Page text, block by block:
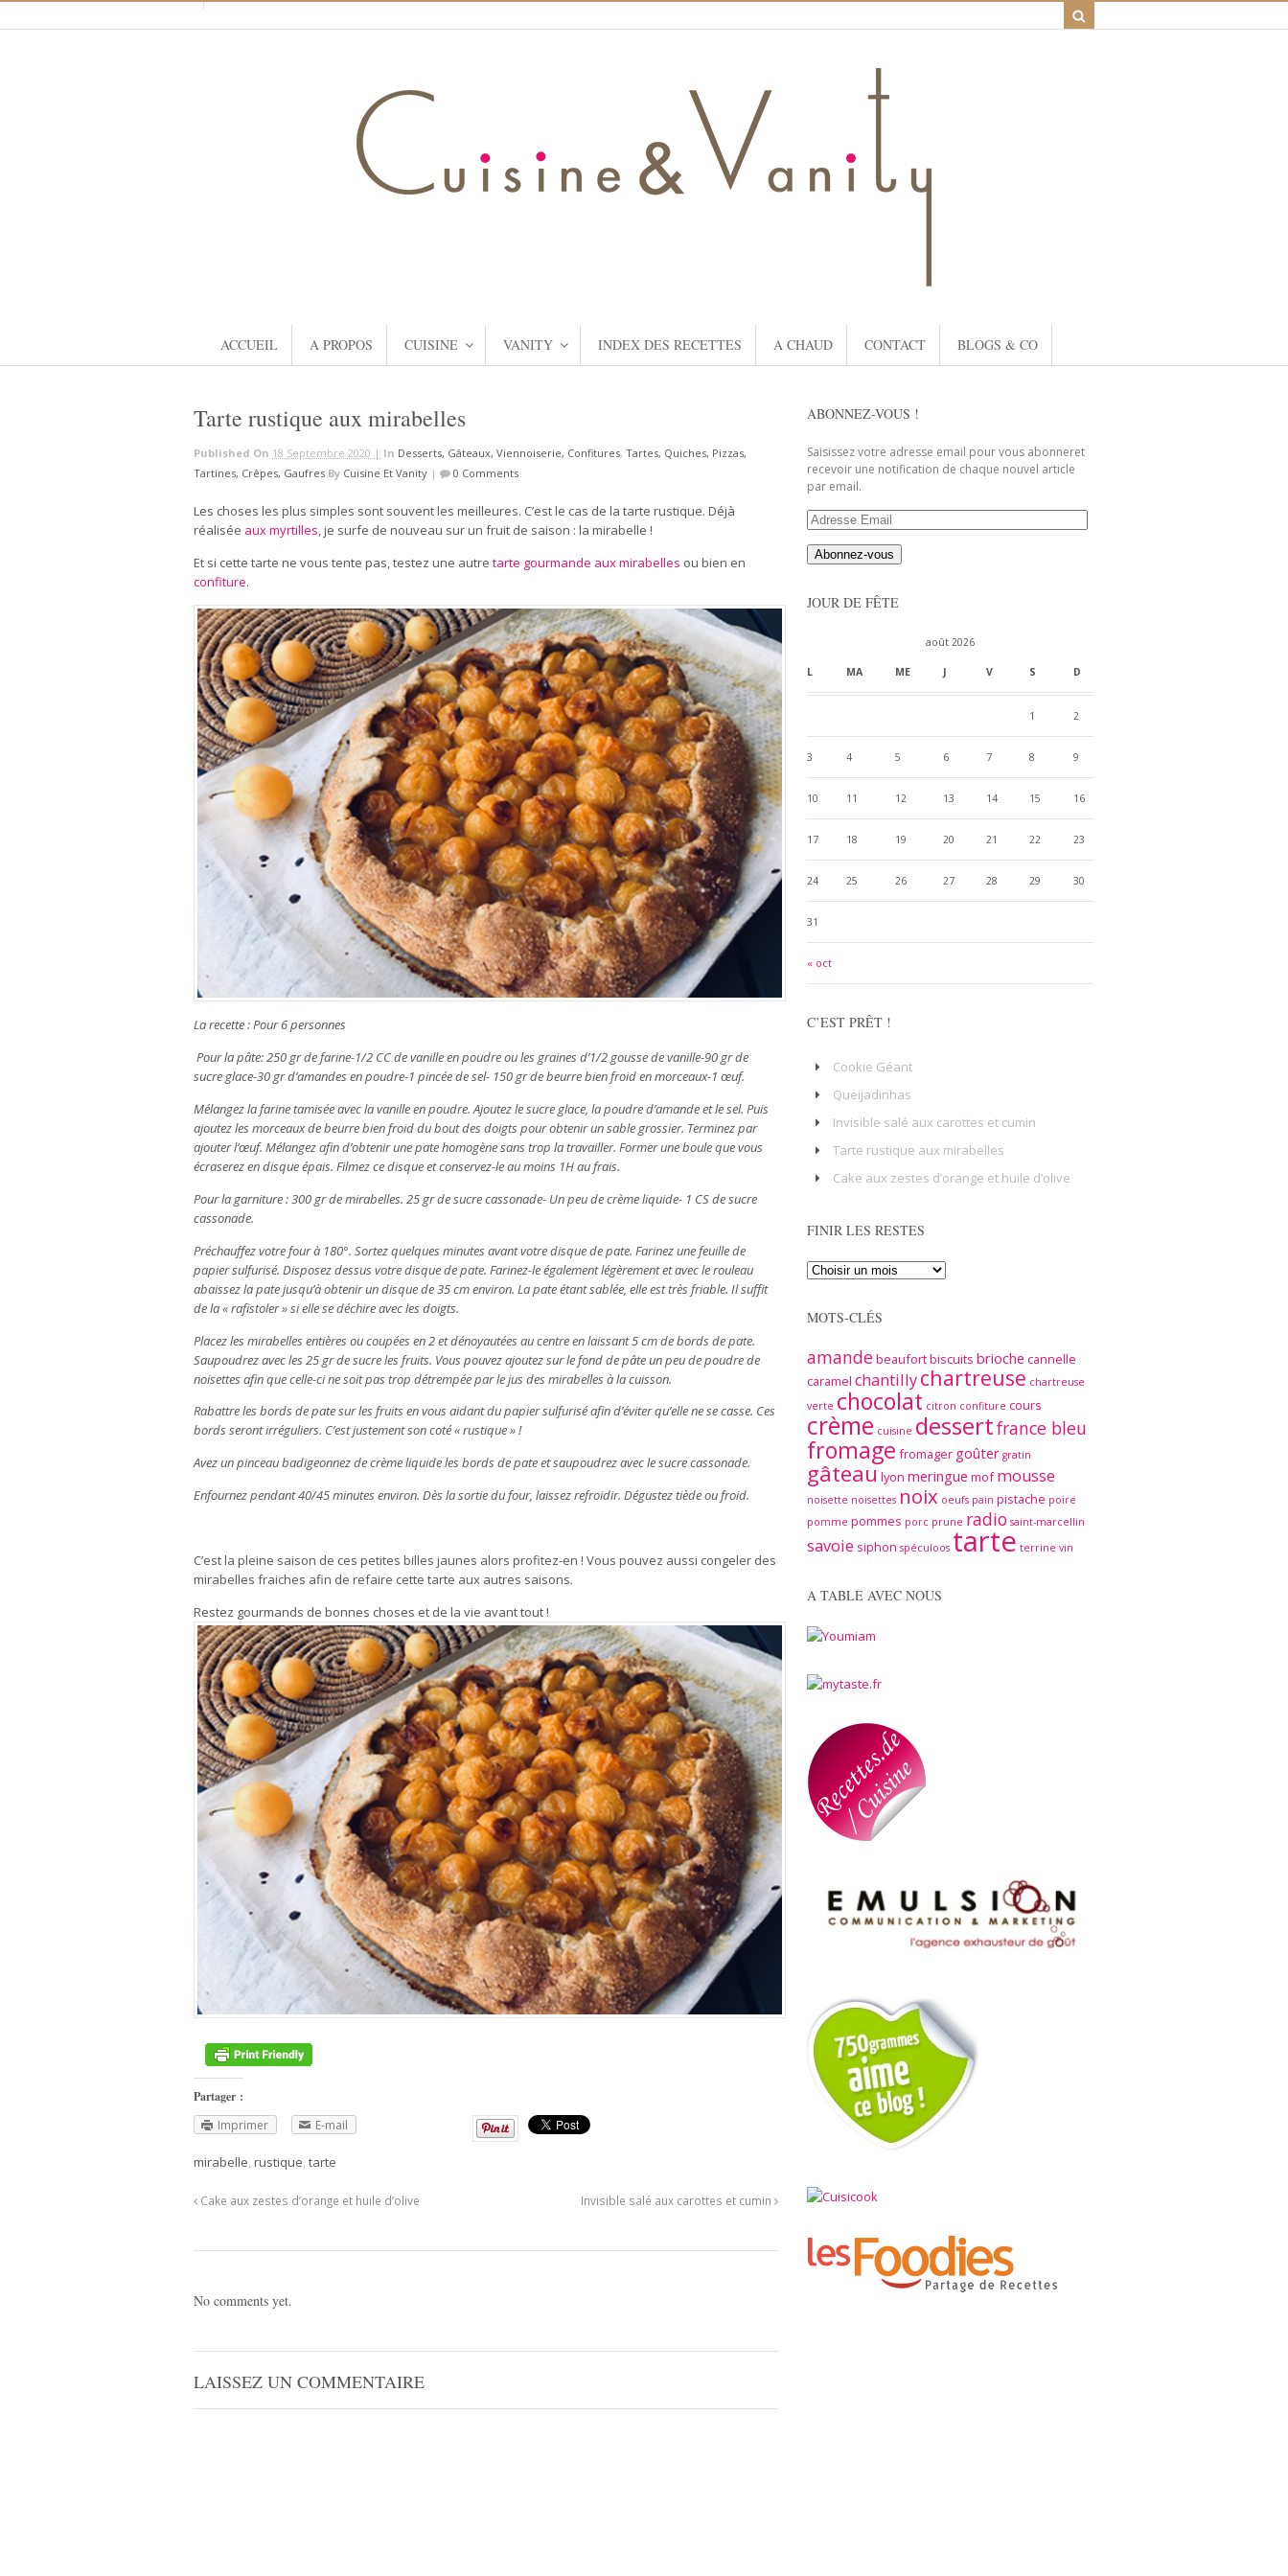
ACCUEIL A PROPOS CUISINE VANITY INDEX DES RECETTES A CHAUD CONTACT BLOGS & CO
Tarte rustique aux mirabelles
Published On 18 Septembre 2020 | In Desserts, Gâteaux, Viennoiserie, Confitures, Tartes, Quiches, Pizzas,
Tartines, Crêpes, Gaufres By Cuisine Et Vanity | 0 Comments
Les choses les plus simples sont souvent les meilleures. C’est le cas de la tarte rustique. Déjà
réalisée aux myrtilles, je surfe de nouveau sur un fruit de saison : la mirabelle !
Et si cette tarte ne vous tente pas, testez une autre tarte gourmande aux mirabelles ou bien en
confiture.
La recette : Pour 6 personnes
Pour la pâte: 250 gr de farine-1/2 CC de vanille en poudre ou les graines d’1/2 gousse de vanille-90 gr de
sucre glace-30 gr d’amandes en poudre-1 pincée de sel- 150 gr de beurre bien froid en morceaux-1 œuf.
Mélangez la farine tamisée avec la vanille en poudre. Ajoutez le sucre glace, la poudre d’amande et le sel. Puis
ajoutez les morceaux de beurre bien froid du bout des doigts pour obtenir un sable grossier. Terminez par
ajouter l’œuf. Mélangez afin d’obtenir une pate homogène sans trop la travailler. Former une boule que vous
écraserez en disque épais. Filmez ce disque et conservez-le au moins 1H au frais.
Pour la garniture : 300 gr de mirabelles. 25 gr de sucre cassonade- Un peu de crème liquide- 1 CS de sucre
cassonade.
Préchauffez votre four à 180°. Sortez quelques minutes avant votre disque de pate. Farinez une feuille de
papier sulfurisé. Disposez dessus votre disque de pate. Farinez-le également légèrement et avec le rouleau
abaissez la pate jusqu’à obtenir un disque de 35 cm environ. La pate étant sablée, elle est très friable. Il suffit
de la « rafistoler » si elle se déchire avec les doigts.
Placez les mirabelles entières ou coupées en 2 et dénoyautées au centre en laissant 5 cm de bords de pate.
Saupoudrez avec les 25 gr de sucre les fruits. Vous pouvez ajoutez sur le fond de pâte un peu de poudre de
noisettes afin que celle-ci ne soit pas trop détrempée par le jus des mirabelles à la cuisson.
Rabattre les bords de pate sur les fruits en vous aidant du papier sulfurisé afin d’éviter qu’elle ne se casse. Ces
bords seront irréguliers. C’est justement son coté « rustique » !
Avez un pinceau badigeonnez de crème liquide les bords de pate et saupoudrez avec le sucre cassonade.
Enfournez pendant 40/45 minutes environ. Dès la sortie du four, laissez refroidir. Dégustez tiède ou froid.
C’est la pleine saison de ces petites billes jaunes alors profitez-en ! Vous pouvez aussi congeler des
mirabelles fraiches afin de refaire cette tarte aux autres saisons.
Restez gourmands de bonnes choses et de la vie avant tout !
Partager :
Imprimer
E-mail
mirabelle, rustique, tarte
Cake aux zestes d’orange et huile d’olive Invisible salé aux carottes et cumin
No comments yet.
LAISSEZ UN COMMENTAIRE
ABONNEZ-VOUS !
Saisissez votre adresse email pour vous abonneret
recevoir une notification de chaque nouvel article
par email.
Adresse
Email
JOUR DE FÊTE
août 2026
L MA ME J V S D
« oct
1 2
3 4 5 6 7 8 9
10 11 12 13 14 15 16
17 18 19 20 21 22 23
24 25 26 27 28 29 30
31
C’EST PRÊT !
Cookie Géant
Queijadinhas
Invisible salé aux carottes et cumin
Tarte rustique aux mirabelles
Cake aux zestes d’orange et huile d’olive
FINIR LES RESTES
MOTS-CLÉS
amandebeaufortbiscuits brioche cannelle
caramel chantillychartreuse chartreuse
verte chocolat citron confiture cours
crème cuisine dessertfrance bleu
fromage fromager goûter gratin
gâteaulyon meringue mof mousse
noisette noisettes noix oeufs pain pistache poire
pomme pommes porc prune radio saint-marcellin
savoie siphon spéculoos tarte terrine vin
A TABLE AVEC NOUS